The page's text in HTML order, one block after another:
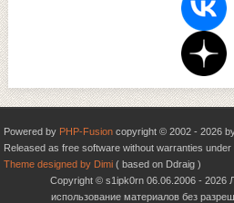
Powered by PHP-Fusion copyright © 2002 - 2026
Released as free software without warranties under
Theme designed by Dimi ( based on Ddraig )
Copyright © s1ipk0rn 06.06.2006 - 2026
использование материалов без